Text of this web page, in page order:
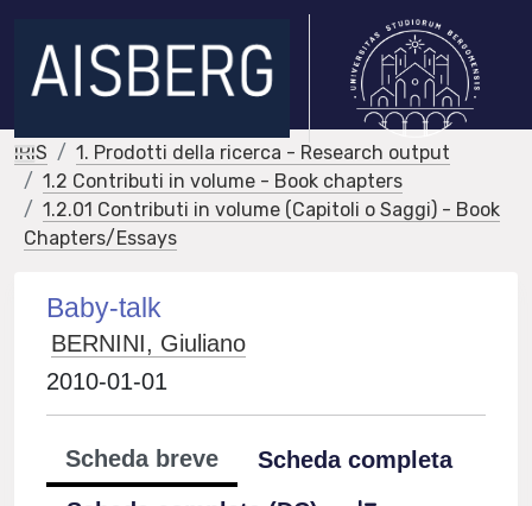
IRIS
1. Prodotti della ricerca - Research output
1.2 Contributi in volume - Book chapters
1.2.01 Contributi in volume (Capitoli o Saggi) - Book
Chapters/Essays
Baby-talk
BERNINI, Giuliano
2010-01-01
Scheda breve
Scheda completa